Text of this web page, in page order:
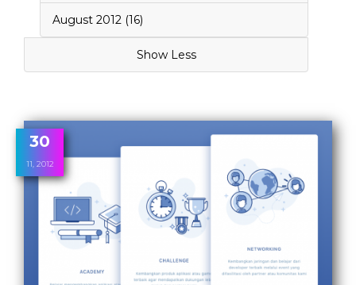
August 2012 (16)
Show Less
30
11, 2012